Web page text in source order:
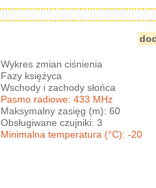
Wykres zmian ciśnienia
Fazy księżyca
Wschody i zachody słońca
Pasmo radiowe: 433 MHz
Maksymalny zasięg (m): 60
Obsługiwane czujniki: 3
Minimalna temperatura (°C): -20